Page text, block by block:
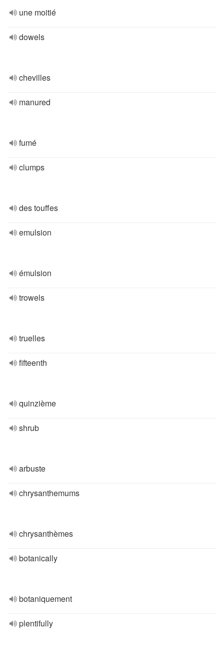
une moitié
dowels
chevilles
manured
fumé
clumps
des touffes
emulsion
émulsion
trowels
truelles
fifteenth
quinzième
shrub
arbuste
chrysanthemums
chrysanthèmes
botanically
botaniquement
plentifully